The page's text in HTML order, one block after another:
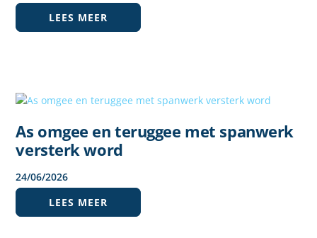
LEES MEER
As omgee en teruggee met spanwerk
versterk word
24/06/2026
LEES MEER